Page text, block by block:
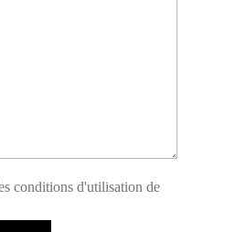
conditions d'utilisation de